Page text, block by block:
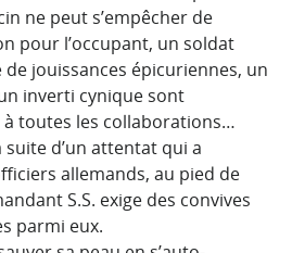
ne peut s’empêcher de
pour l’occupant, un soldat
jouissances épicuriennes, un
inverti cynique sont
toutes les collaborations…
d’un attentat qui a
allemands, au pied de
S.S. exige des convives
parmi eux.